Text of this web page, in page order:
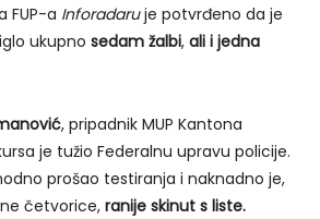
FUP-a Inforadaruje potvrđeno da je
ukupno sedam žalbi, ali i jedna
, pripadnik MUP Kantona
je tužio Federalnu upravu policije.
prošao testiranja i naknadno je,
četvorice,ranije skinut s liste.